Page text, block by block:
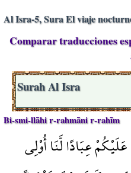
Al Isra-5, Sura El viaje
Comparar traducciones
Surah Al Isra
Bi-smi-llāhi r-rahmāni r-rahīm
عِبَادًا لَّنَا أُوْلِي